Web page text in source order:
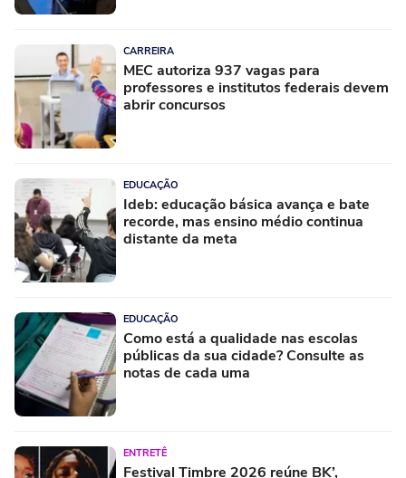
CARREIRA
MEC autoriza 937 vagas para
professores e institutos federais devem
abrir concursos
EDUCAÇÃO
Ideb: educação básica avança e bate
recorde, mas ensino médio continua
distante da meta
EDUCAÇÃO
Como está a qualidade nas escolas
públicas da sua cidade? Consulte as
notas de cada uma
ENTRETÊ
Festival Timbre 2026 reúne BK’,